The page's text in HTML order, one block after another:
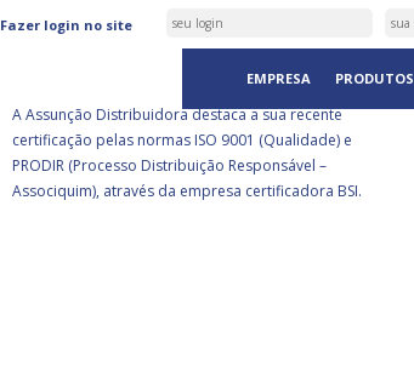
Fazer login no site
EMPRESA PRODUTOS
ASSUNÇÃO DISTRIBUIDORA É
CERTIFICADA PELA BSI
A Assunção Distribuidora destaca a sua recente
certificação pelas normas ISO 9001 (Qualidade) e
PRODIR (Processo Distribuição Responsável –
Associquim), através da empresa certificadora BSI.